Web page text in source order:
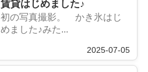
賃貸はじめました♪
初の写真撮影。 かき氷はじ
めました♪みた...
2025-07-05